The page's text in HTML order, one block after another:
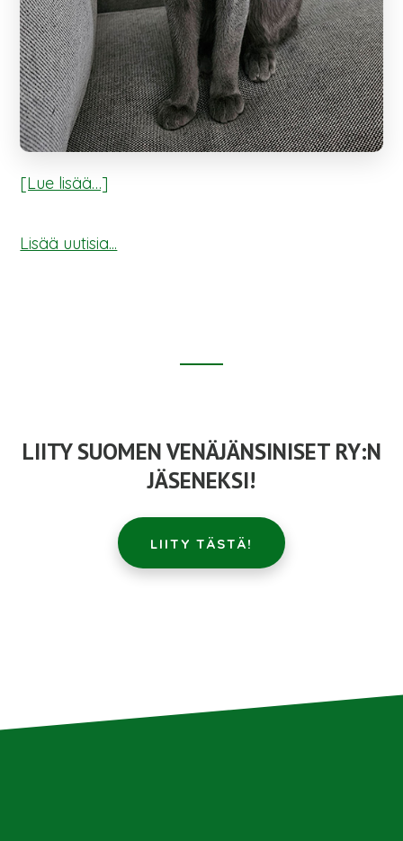
[Lue lisää…]
Neo
Lisää uutisia...
LIITY SUOMEN VENÄJÄNSINISET RY:N
JÄSENEKSI!
LIITY TÄSTÄ!